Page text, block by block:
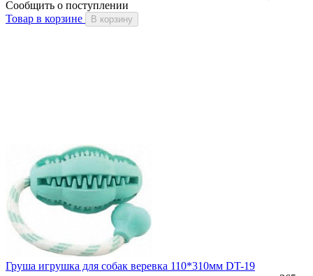
Сообщить о поступлении
Товар в корзине
В корзину
Груша игрушка для собак веревка 110*310мм DT-19